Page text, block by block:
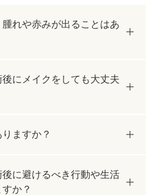
れや赤みが出ることはあ
にメイクをしても大丈夫
ますか？
に避けるべき行動や生活
か？